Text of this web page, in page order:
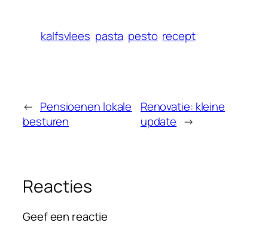
kalfsvlees pasta pesto recept
← Pensioenen lokale
besturen
Renovatie: kleine
update →
Reacties
Geef een reactie